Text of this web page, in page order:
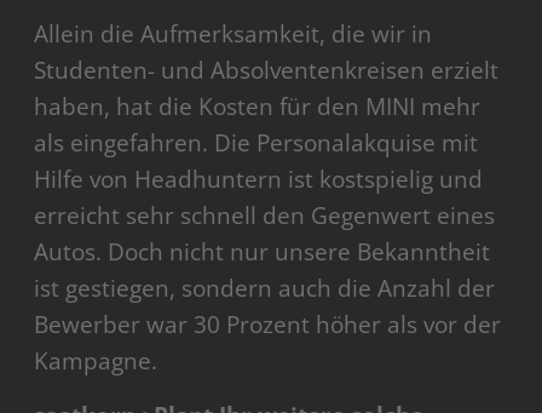
Allein die Aufmerksamkeit, die wir in
Studenten- und Absolventenkreisen erzielt
haben, hat die Kosten für den MINI mehr
als eingefahren. Die Personalakquise mit
Hilfe von Headhuntern ist kostspielig und
erreicht sehr schnell den Gegenwert eines
Autos. Doch nicht nur unsere Bekanntheit
ist gestiegen, sondern auch die Anzahl der
Bewerber war 30 Prozent höher als vor der
Kampagne.